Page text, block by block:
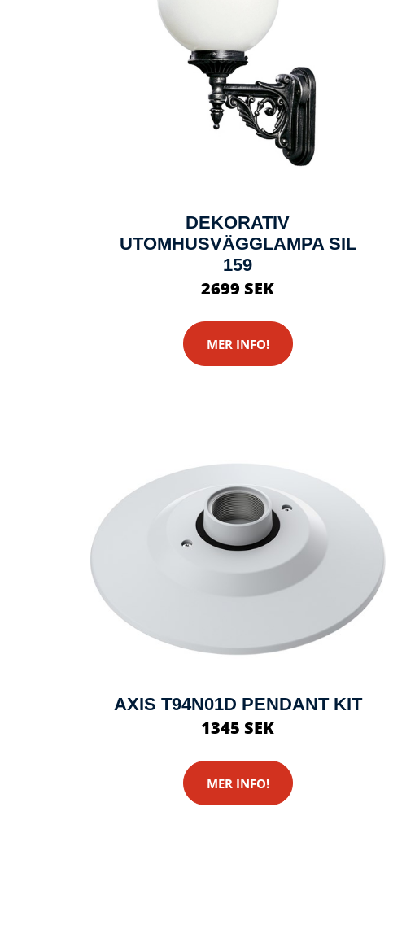
DEKORATIV
UTOMHUSVÄGGLAMPA SIL
159
2699 SEK
MER INFO!
AXIS T94N01D PENDANT KIT
1345 SEK
MER INFO!